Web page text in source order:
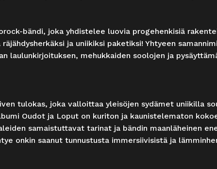
bändi, joka yhdistelee luovia progehenkisiä
ja uniikiksi paketiksi! Yhtyeen
laulunkirjoituksen, mehukkaiden soolojen ja
tulokas, joka valloittaa yleisöjen sydämet uniikilla
Oudot ja Loput on kuriton ja kaunistelematon
samaistuttavat tarinat ja bändin maanläheinen
onkin saanut tunnustusta immersiivisistä ja